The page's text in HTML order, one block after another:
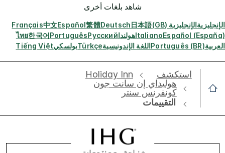
شاهد بلغات أخرى
الإنجليزيةالإنجليزية (GB) 日本語
Deutsch
繁體
Español
中文
Français
Español (España)
ItalianoهولنداРусский
Português
한국어
ไทย
العربيةPortuguês (BR)اللغة الإندونيسيةTürkçeبولسكيTiếng Việt
استكشف
Holiday Inn
هوليداي إن سانت جون
كونفرنس سنتر
التقييمات